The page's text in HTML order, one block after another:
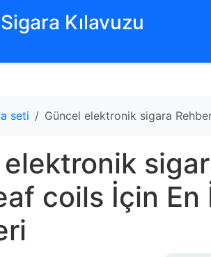
Kılavuzu‌
seti Güncel elektronik sigara
coils İçin En